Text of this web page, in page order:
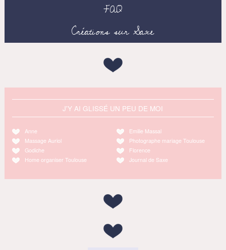
FAQ
Créations sur Saxe
J'Y AI GLISSÉ UN PEU DE MOI
Anne
Massage Auriol
Godiche
Home organiser Toulouse
Emilie Massal
Photographe mariage Toulouse
Florence
Journal de Saxe